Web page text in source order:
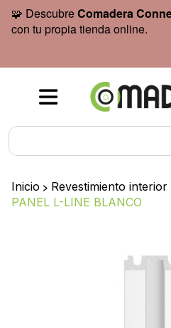
🧩 DescubreComadera
con tu propia tienda online.
Inicio > Revestimiento interior
PANEL L-LINE BLANCO